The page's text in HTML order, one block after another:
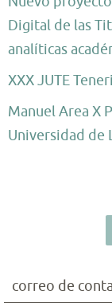
Digital de las
analíticas
XXX JUTE
Manuel Area X
Universidad de
correo de